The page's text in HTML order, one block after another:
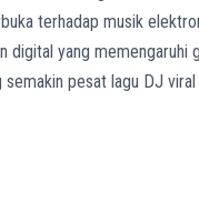
terhadap musik
yang memengaruhi
pesat lagu DJ